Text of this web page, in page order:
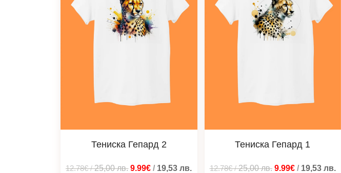
Тениска Гепард 2
12.78€/25,00лв. 9.99€ / 19,53лв.
Тениска Гепард 1
12.78€/25,00лв. 9.99€/ 19,53 лв.